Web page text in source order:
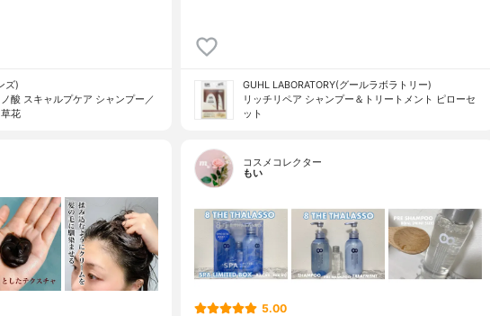
ズ)
酸 スキャルプケア シャンプー／
花
GUHL LABORATORY(グールラボラトリー)
リッチリペア シャンプー＆トリートメント ピローセ
ット
コスメコレクター
もい
5.00